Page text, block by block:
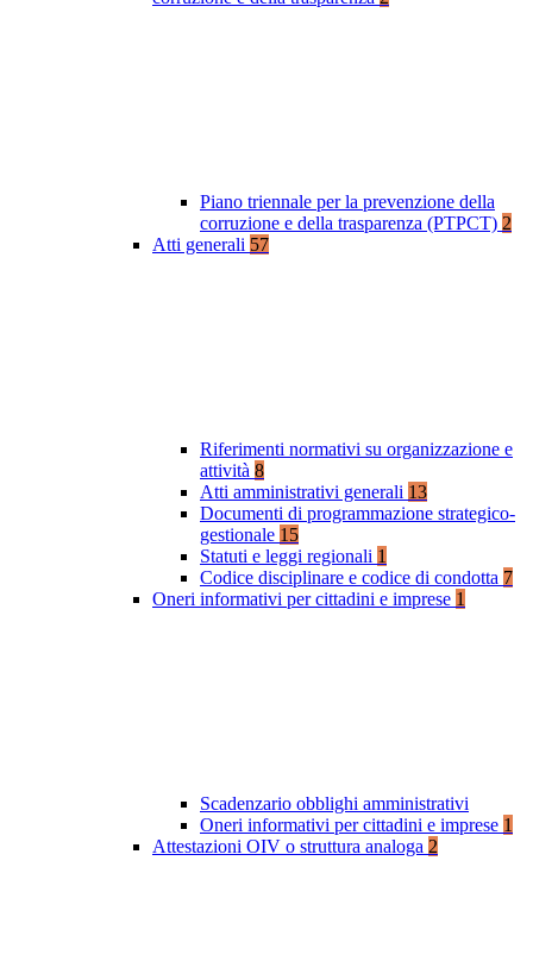
Piano triennale per la prevenzione della
corruzione e della trasparenza (PTPCT) 2
Atti generali 57
Riferimenti normativi su organizzazione e
attività 8
Atti amministrativi generali 13
Documenti di programmazione strategico-
gestionale 15
Statuti e leggi regionali 1
Codice disciplinare e codice di condotta 7
Oneri informativi per cittadini e imprese 1
Scadenzario obblighi amministrativi
Oneri informativi per cittadini e imprese 1
Attestazioni OIV o struttura analoga 2